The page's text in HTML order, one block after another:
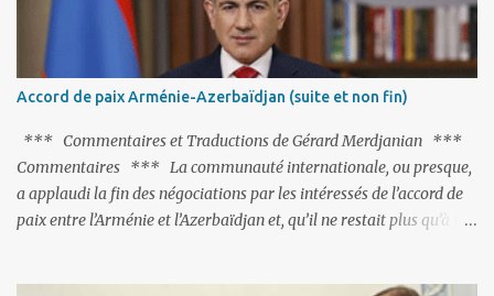
l'URSS, il est exclusivement intéressé par ce qu'il nomme «
l'Arménie réelle ». Même les trois présidents qu'ils l'ont précédés ne
trouvent pas grâce à ses yeux, les traitant de tous les noms, avant
de les traîner en justice. Et comme les politiciens ne lui suffisent
pas, il s'attaque aux dignitaires de l'Église arménienne, les...
Accord de paix Arménie-Azerbaïdjan (suite et non fin)
*** Commentaires et Traductions de Gérard Merdjanian ***
Commentaires *** La communauté internationale, ou presque,
a applaudi la fin des négociations par les intéressés de l’accord de
paix entre l’Arménie et l’Azerbaïdjan et, qu’il ne restait plus qu’à le